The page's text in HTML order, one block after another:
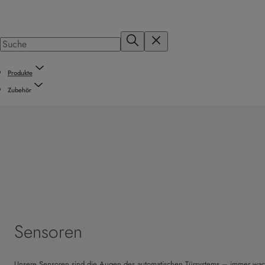
Produkte
Zubehör
Sensoren